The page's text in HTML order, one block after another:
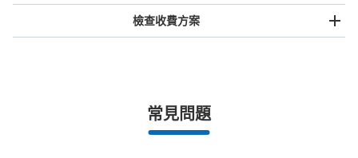
事先用手機預約
指定的日期和時間
全國有1,000家以上合作店鋪
檢查收費方案
最長邊未滿45cm的行李（小型背包、手提包、手提行李
常見問題